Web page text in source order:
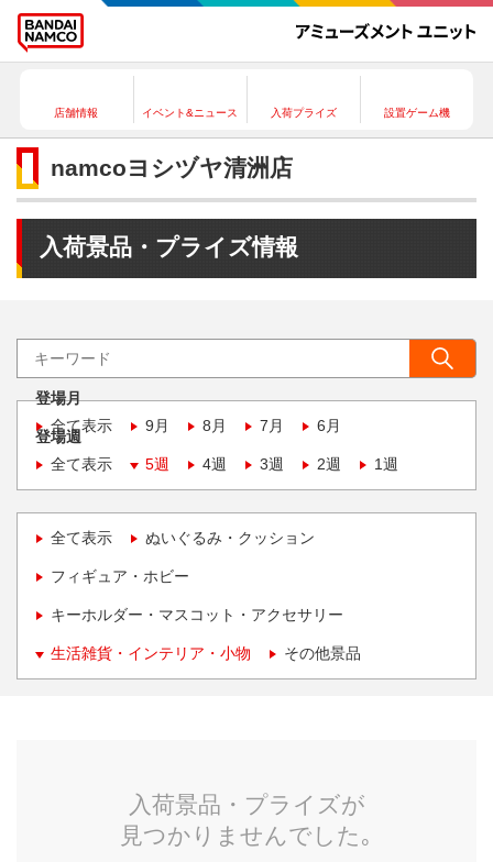
店舗情報 イベント&ニュース 入荷プライズ 設置ゲーム機
namcoヨシヅヤ清洲店
入荷景品・プライズ情報
登場月
全て表示
9月 8月 7月 6月
登場週
全て表示
5週 4週 3週 2週 1週
全て表示 ぬいぐるみ・クッション
フィギュア・ホビー
キーホルダー・マスコット・アクセサリー
生活雑貨・インテリア・小物 その他景品